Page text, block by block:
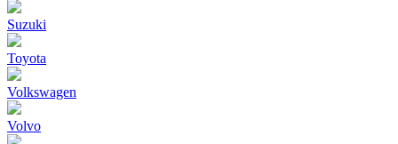
Suzuki
Toyota
Volkswagen
Volvo